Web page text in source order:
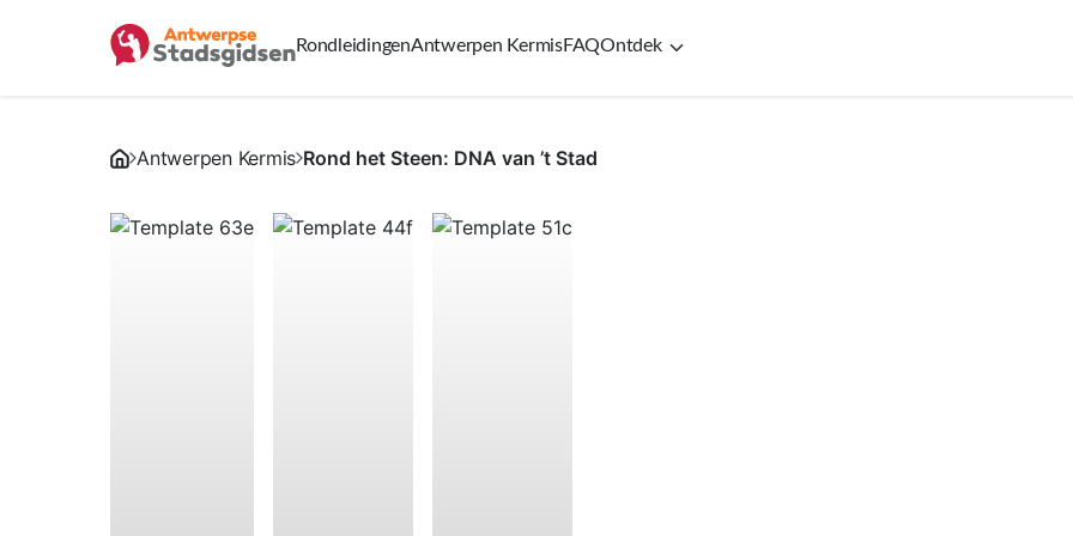
RondleidingenAntwerpen KermisFAQOntdek
Antwerpen Kermis Rond het Steen: DNA van ’t Stad